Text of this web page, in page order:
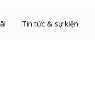
Tin tức & sự kiện